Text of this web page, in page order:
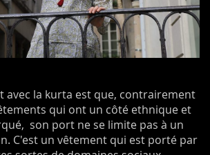
avec la kurta est que, contrairement
qui ont un côté ethnique et
son port ne se limite pas à un
C'est un vêtement qui est porté par